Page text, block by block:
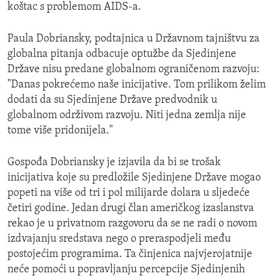
koštac s problemom AIDS-a.
Paula Dobriansky, podtajnica u Državnom tajništvu za
globalna pitanja odbacuje optužbe da Sjedinjene
Države nisu predane globalnom ograničenom razvoju:
"Danas pokrećemo naše inicijative. Tom prilikom želim
dodati da su Sjedinjene Države predvodnik u
globalnom održivom razvoju. Niti jedna zemlja nije
tome više pridonijela."
Gospođa Dobriansky je izjavila da bi se trošak
inicijativa koje su predložile Sjedinjene Države mogao
popeti na više od tri i pol milijarde dolara u sljedeće
četiri godine. Jedan drugi član američkog izaslanstva
rekao je u privatnom razgovoru da se ne radi o novom
izdvajanju sredstava nego o preraspodjeli među
postojećim programima. Ta činjenica najvjerojatnije
neće pomoći u popravljanju percepcije Sjedinjenih